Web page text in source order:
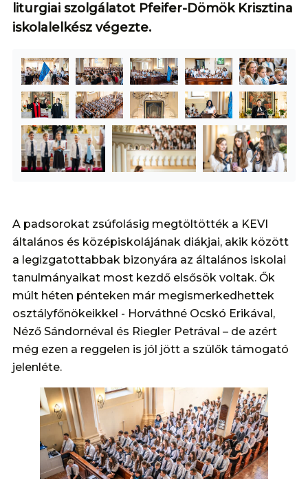
liturgiai szolgálatot Pfeifer-Dömök Krisztina
iskolalelkész végezte.
A padsorokat zsúfolásig megtöltötték a KEVI
általános és középiskolájának diákjai, akik között
a legizgatottabbak bizonyára az általános iskolai
tanulmányaikat most kezdő elsősök voltak. Ők
múlt héten pénteken már megismerkedhettek
osztályfőnökeikkel - Horváthné Ocskó Erikával,
Néző Sándornéval és Riegler Petrával – de azért
még ezen a reggelen is jól jött a szülők támogató
jelenléte.